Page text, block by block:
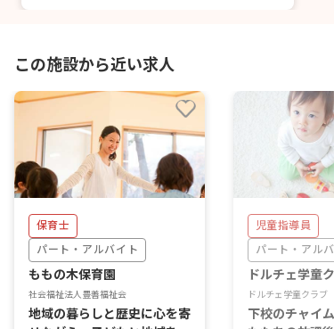
この施設から近い求人
保育士
パート・アルバイト
ももの木保育園
社会福祉法人豊善福祉会
地域の暮らしと歴史に心を寄
児童指導員
パート・アルバ
ドルチェ学童ク
ドルチェ学童クラブ
下校のチャイ